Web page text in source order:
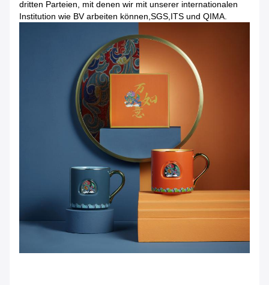
dritten Parteien, mit denen wir mit unserer internationalen
Institution wie BV arbeiten können,SGS,ITS und QIMA.